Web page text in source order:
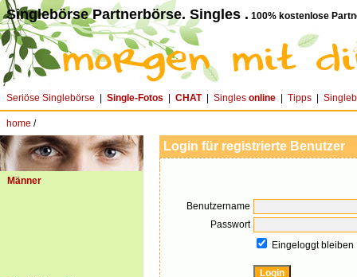
Singlebörse Partnerbörse. Singles . 100% kostenlose
Seriöse Singlebörse Single-Fotos CHAT| Singles online Tipps
home /
Männer
Login für registrierte Benutzer
Benutzername
Passwort
Eingeloggt bleiben